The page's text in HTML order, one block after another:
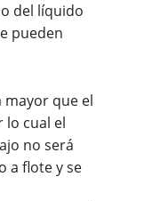
del líquido
pueden
mayor que el
lo cual el
no será
a flote y se